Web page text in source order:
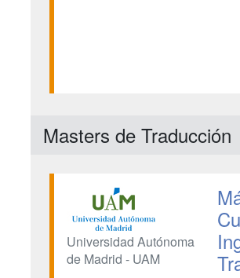
Masters de Traducción
Universidad Autónoma
de Madrid - UAM